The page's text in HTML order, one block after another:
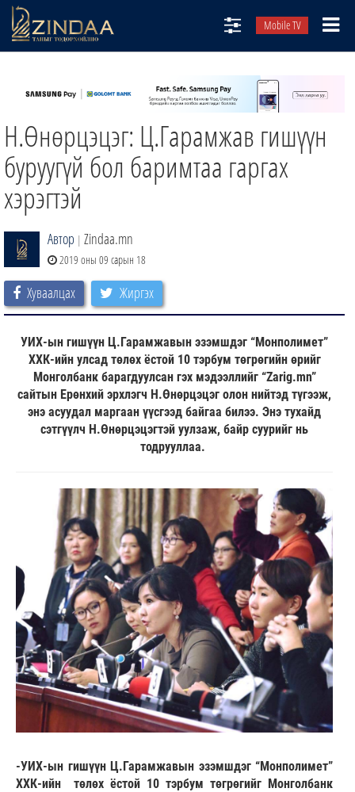
Mobile TV
ТВ8
ӨГЛӨӨНИЙ СОНИН
АУДИО ЗОХИОЛ
ЗИНДАА СЭТГҮҮЛ
Н.Өнөрцэцэг: Ц.Гарамжав гишүүн
буруугүй бол баримтаа гаргах
хэрэгтэй
Автор | Zindaa.mn
2019 оны 09 сарын 18
Хуваалцах Жиргэх
УИХ-ын гишүүн Ц.Гарамжавын эзэмшдэг “Монполимет”
ХХК-ийн улсад төлөх ёстой 10 тэрбум төгрөгийн өрийг
Монголбанк барагдуулсан гэх мэдээллийг “Zarig.mn”
сайтын Ерөнхий эрхлэгч Н.Өнөрцэцэг олон нийтэд түгээж,
энэ асуудал маргаан үүсгээд байгаа билээ. Энэ тухайд
сэтгүүлч Н.Өнөрцэцэгтэй уулзаж, байр суурийг нь
тодрууллаа.
-УИХ-ын гишүүн Ц.Гарамжавын эзэмшдэг “Монполимет”
ХХК-ийн төлөх ёстой 10 тэрбум төгрөгийг Монголбанк